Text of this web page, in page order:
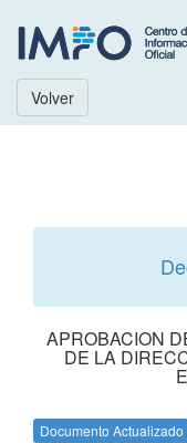
Volver
APROBACION
DE LA
Documento Actualizado